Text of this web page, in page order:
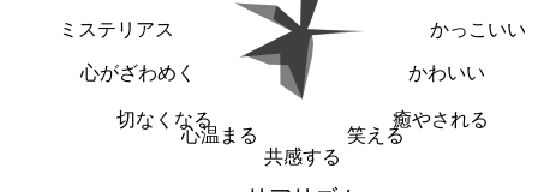
かっこいい
かわいい
癒やされる
笑える
共感する
心温まる
切なくなる
心がざわめく
ミステリアス